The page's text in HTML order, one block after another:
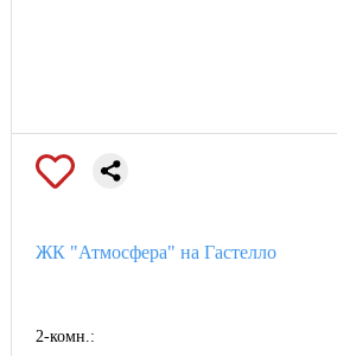
ЖК "Атмосфера" на Гастелло
2-комн.: